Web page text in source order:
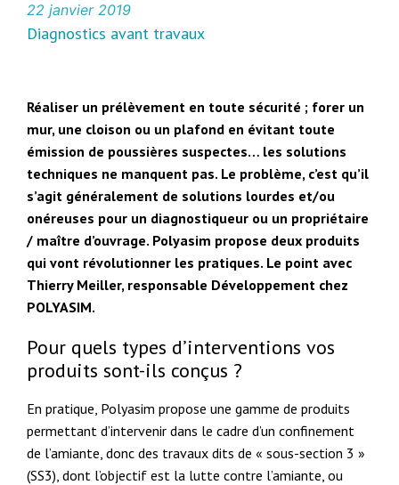
22 janvier 2019
Diagnostics avant travaux
Réaliser un prélèvement en toute sécurité ; forer un
mur, une cloison ou un plafond en évitant toute
émission de poussières suspectes… les solutions
techniques ne manquent pas. Le problème, c’est qu’il
s’agit généralement de solutions lourdes et/ou
onéreuses pour un diagnostiqueur ou un propriétaire
/ maître d’ouvrage. Polyasim propose deux produits
qui vont révolutionner les pratiques. Le point avec
Thierry Meiller, responsable Développement chez
POLYASIM.
Pour quels types d’interventions vos
produits sont-ils conçus ?
En pratique, Polyasim propose une gamme de produits
permettant d’intervenir dans le cadre d’un confinement
de l’amiante, donc des travaux dits de « sous-section 3 »
(SS3), dont l’objectif est la lutte contre l’amiante, ou